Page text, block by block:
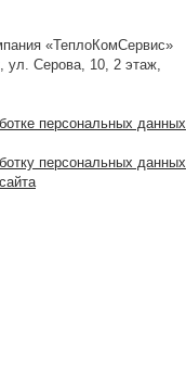
«ТеплоКомСервис»
ул. Серова, 10, 2 этаж,
персональных данных
персональных данных